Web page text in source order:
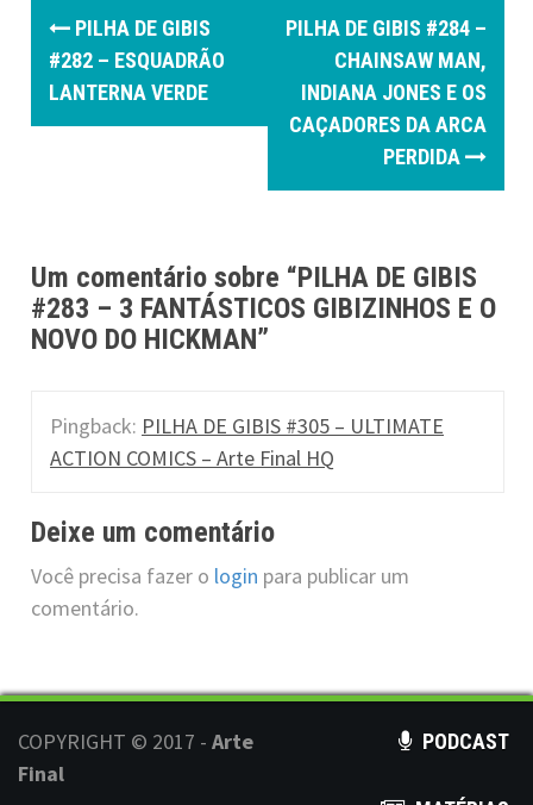
P
v
i
i
o
n
PILHA DE GIBIS
#282 – ESQUADRÃO
LANTERNA VERDE
PILHA DE GIBIS #284 –
CHAINSAW MAN,
INDIANA JONES E OS
CAÇADORES DA ARCA
PERDIDA
Um comentário sobre “PILHA DE GIBIS
#283 – 3 FANTÁSTICOS GIBIZINHOS E O
NOVO DO HICKMAN”
Pingback: PILHA DE GIBIS #305 – ULTIMATE
ACTION COMICS – Arte Final HQ
Deixe um comentário
Você precisa fazer o login para publicar um
comentário.
COPYRIGHT © 2017 - Arte
Final
PODCAST